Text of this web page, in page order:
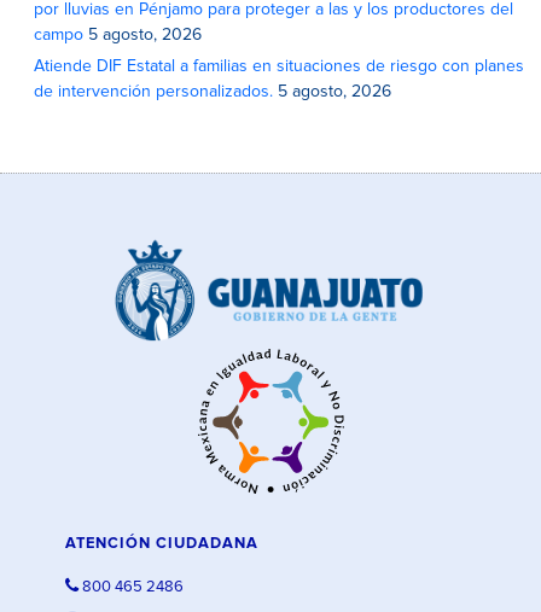
por lluvias en Pénjamo para proteger a las y los productores del
campo 5 agosto, 2026
Atiende DIF Estatal a familias en situaciones de riesgo con planes
de intervención personalizados. 5 agosto, 2026
ATENCIÓN CIUDADANA
800 465 2486